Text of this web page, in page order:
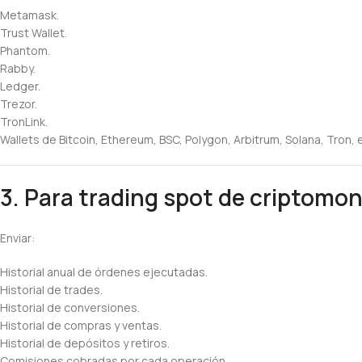
Metamask.
Trust Wallet.
Phantom.
Rabby.
Ledger.
Trezor.
TronLink.
Wallets de Bitcoin, Ethereum, BSC, Polygon, Arbitrum, Solana, Tron,
3. Para trading spot de
Enviar:
Historial anual de órdenes ejecutadas.
Historial de trades.
Historial de conversiones.
Historial de compras y ventas.
Historial de depósitos y retiros.